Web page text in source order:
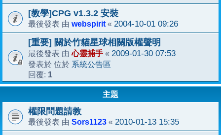
[教學]CPG v1.3.2 安裝
最後發表 由 webspirit « 2004-10-01 09:26
[重要] 關於竹貓星球相關版權聲明
最後發表 由心靈捕手 « 2009-01-30 07:53
發表於 位於 系統公告區
回覆: 1
主題
權限問題請教
最後發表 由 Sors1123 « 2010-01-13 15:35